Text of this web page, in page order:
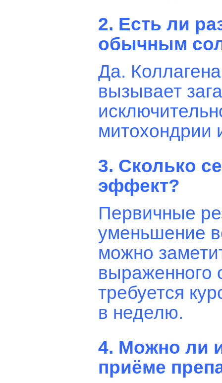
2. Есть ли
обычным
Да.
вызывает
митохондрии
3. Сколько
эффект?
Первичные
уменьшение
можно
выраженного
требуется
в неделю.
4. Можно ли
приёме